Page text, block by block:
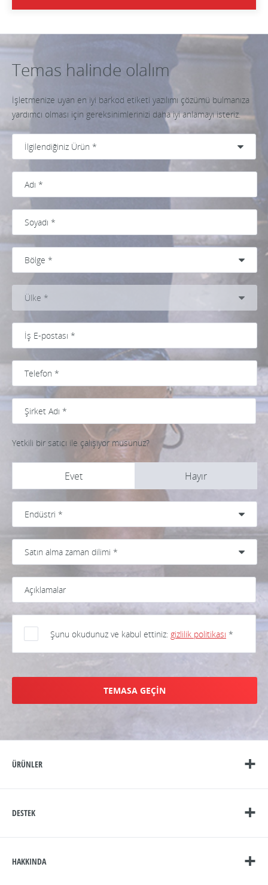
Temas halinde olalım
İşletmenize uyan en iyi barkod etiketi yazılımı çözümü bulmanıza
yardımcı olması için gereksinimlerinizi daha iyi anlamayı isteriz.
Yetkili bir satıcı ile çalışıyor musunuz?
Evet Hayır
Şunu okudunuz ve kabul ettiniz: gizlilik politikası *
TEMASA GEÇİN
ÜRÜNLER
DESTEK
HAKKINDA